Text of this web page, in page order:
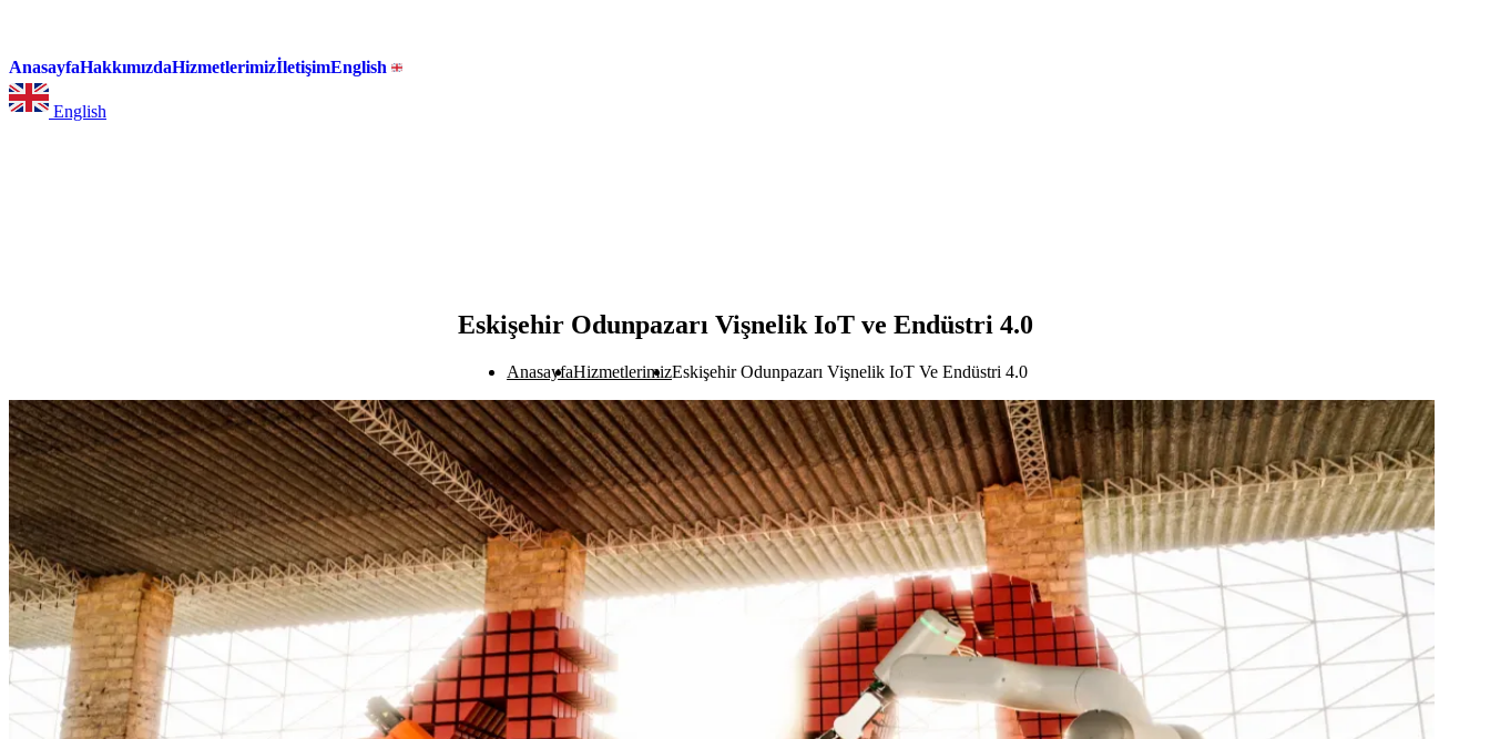
AnasayfaHakkımızdaHizmetlerimizİletişimEnglish
English
Eskişehir Odunpazarı Vişnelik IoT ve Endüstri 4.0
AnasayfaHizmetlerimizEskişehir Odunpazarı Vişnelik IoT Ve Endüstri 4.0